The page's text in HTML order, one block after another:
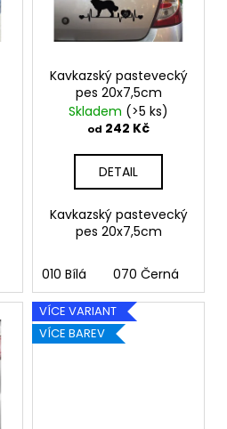
Kavkazský pastevecký
pes 20x7,5cm
Skladem (>5 ks)
od 242 Kč
DETAIL
Kavkazský pastevecký
pes 20x7,5cm
010 Bílá 070 Černá
VÍCE VARIANT
VÍCE BAREV